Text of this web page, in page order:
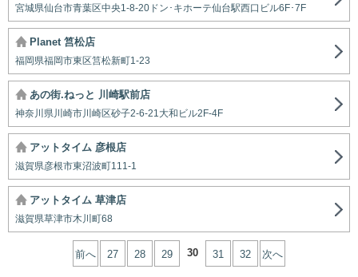
宮城県仙台市青葉区中央1-8-20ドン･キホーテ仙台駅西口ビル6F･7F
Planet 筥松店
福岡県福岡市東区筥松新町1-23
あの街.ねっと 川崎駅前店
神奈川県川崎市川崎区砂子2-6-21大和ビル2F-4F
アットタイム 彦根店
滋賀県彦根市東沼波町111-1
アットタイム 草津店
滋賀県草津市木川町68
前へ 27 28 29 30 31 32 次へ